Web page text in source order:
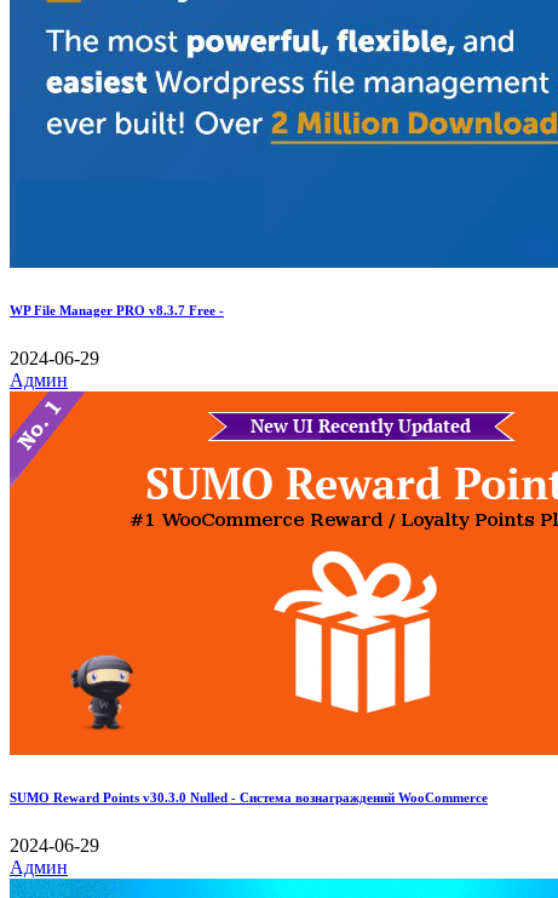
WP File Manager PRO v8.3.7 Free -
2024-06-29
Админ
SUMO Reward Points v30.3.0 Nulled - Система вознаграждений WooCommerce
2024-06-29
Админ